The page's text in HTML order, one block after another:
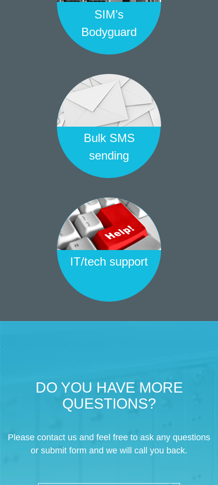
SIM’s
Bodyguard
Bulk SMS
sending
IT/tech support
DO YOU HAVE MORE
QUESTIONS?
Please contact us and feel free to ask any questions
or submit form and we will call you back.